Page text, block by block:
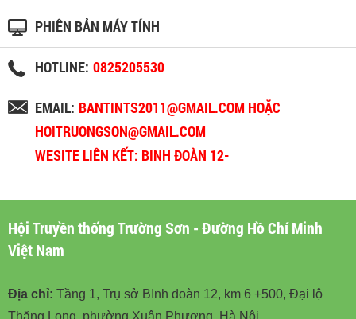
PHIÊN BẢN MÁY TÍNH
HOTLINE: 0825205530
EMAIL: BANTINTS2011@GMAIL.COM HOẶC
HOITRUONGSON@GMAIL.COM
WESITE LIÊN KẾT: BINH ĐOÀN 12-
Hội Truyền thống Trường Sơn - Đường Hồ Chí Minh
Việt Nam
Địa chỉ: Tầng 1, Trụ sở BInh đoàn 12, km 6 +500, Đại lộ
Thăng Long, phường Xuân Phương, Hà Nội.